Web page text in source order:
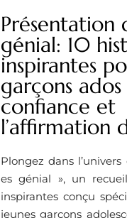
Présentation
génial: 10
inspirantes
garçons ados
confiance et
l’affirmation
Plongez dans
es génial », un
inspirantes conçu
jeunes garçons